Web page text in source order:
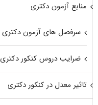
منابع آزمون دکتری
سرفصل های آزمون دکتری
ضرایب دروس کنکور دکتری
تاثیر معدل در کنکور دکتری